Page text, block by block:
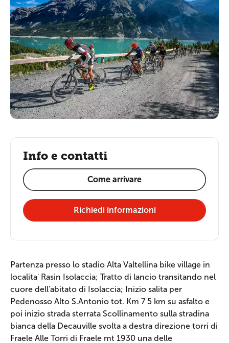
Partenza presso lo stadio Alta Valtellina bike village in
localita' Rasin Isolaccia; Tratto di lancio transitando nel
cuore dell'abitato di Isolaccia; Inizio salita per
Pedenosso Alto S.Antonio tot. Km 7 5 km su asfalto e
poi inizio strada sterrata Scollinamento sulla stradina
bianca della Decauville svolta a destra direzione torri di
Fraele Alle Torri di Fraele mt 1930 una delle
Info e contatti
Come arrivare
Richiedi informazioni